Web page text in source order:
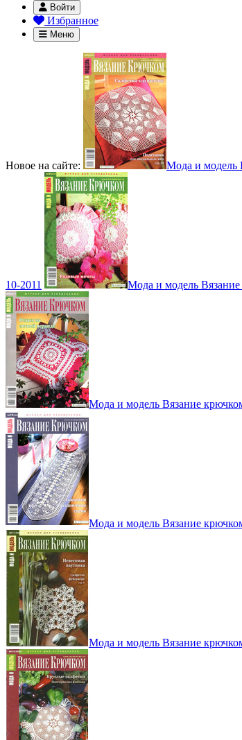
Войти
Избранное
Меню
Новое на сайте: Мода и модель
10-2011 Мода и модель
Мода и модель Вязание
Мода и модель Вязание
Мода и модель Вязание